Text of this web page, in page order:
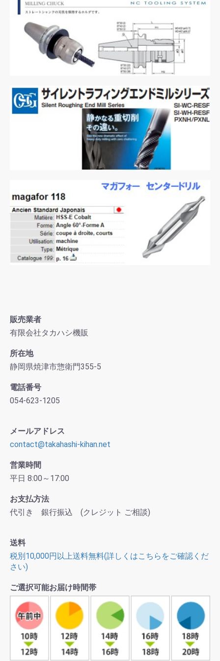
販売業者
有限会社タカハシ機販
所在地
静岡県焼津市惣衛門355-5
電話番号
054-623-1205
メールアドレス
contact@takahashi-kihan.net
営業時間
平日 8:00～17:00
お支払方法
代引き 銀行振込 (クレジット ご相談)
送料
税別10,000円以上送料無料(詳しくはこちらをご確認くだ
さい)
ご選択可能お届け時間帯